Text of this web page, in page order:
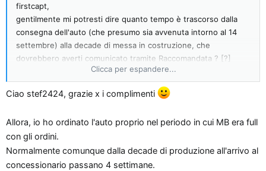
Certo... provenivo da un 1.5 benzina non molto scattante ma
da quello che leggevo in giro temevo di dover scendere per
spingerla
Per ora direi che è tutto.... perdonatemi per eventuali errori ma
sono troppo stanco e non ho molta voglia di rileggere tutto
quindi... beccatevi gli errori uuuahahah
firstcapt,
gentilmente mi potresti dire quanto tempo è trascorso dalla
consegna dell'auto (che presumo sia avvenuta intorno al 14
settembre) alla decade di messa in costruzione, che
dovrebbero averti comunicato tramite Raccomandata ? [?]
veramente molto bella !!
Congratulazioni ancora.
Clicca per espandere...
Ciao stef2424, grazie x i complimenti
Allora, io ho ordinato l'auto proprio nel periodo in cui MB era full
con gli ordini.
Normalmente comunque dalla decade di produzione all'arrivo al
concessionario passano 4 settimane.